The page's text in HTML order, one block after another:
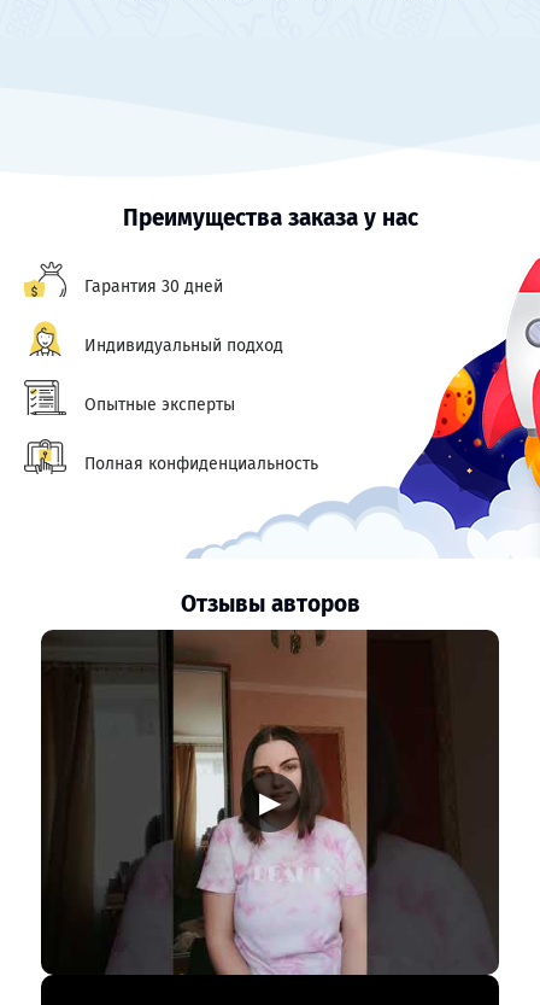
Преимущества заказа у нас
Гарантия 30 дней
Индивидуальный подход
Опытные эксперты
Полная конфиденциальность
Отзывы авторов
▶